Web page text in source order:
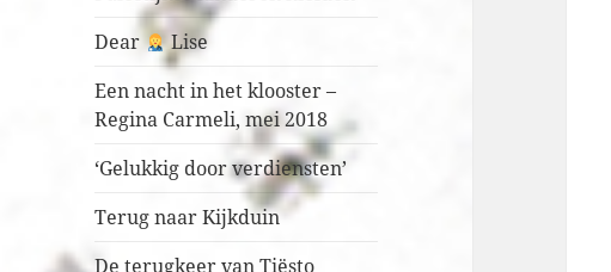
Dear
Lise
Een nacht in het klooster –
Regina Carmeli, mei 2018
‘Gelukkig door verdiensten’
Terug naar Kijkduin
De terugkeer van Tiësto